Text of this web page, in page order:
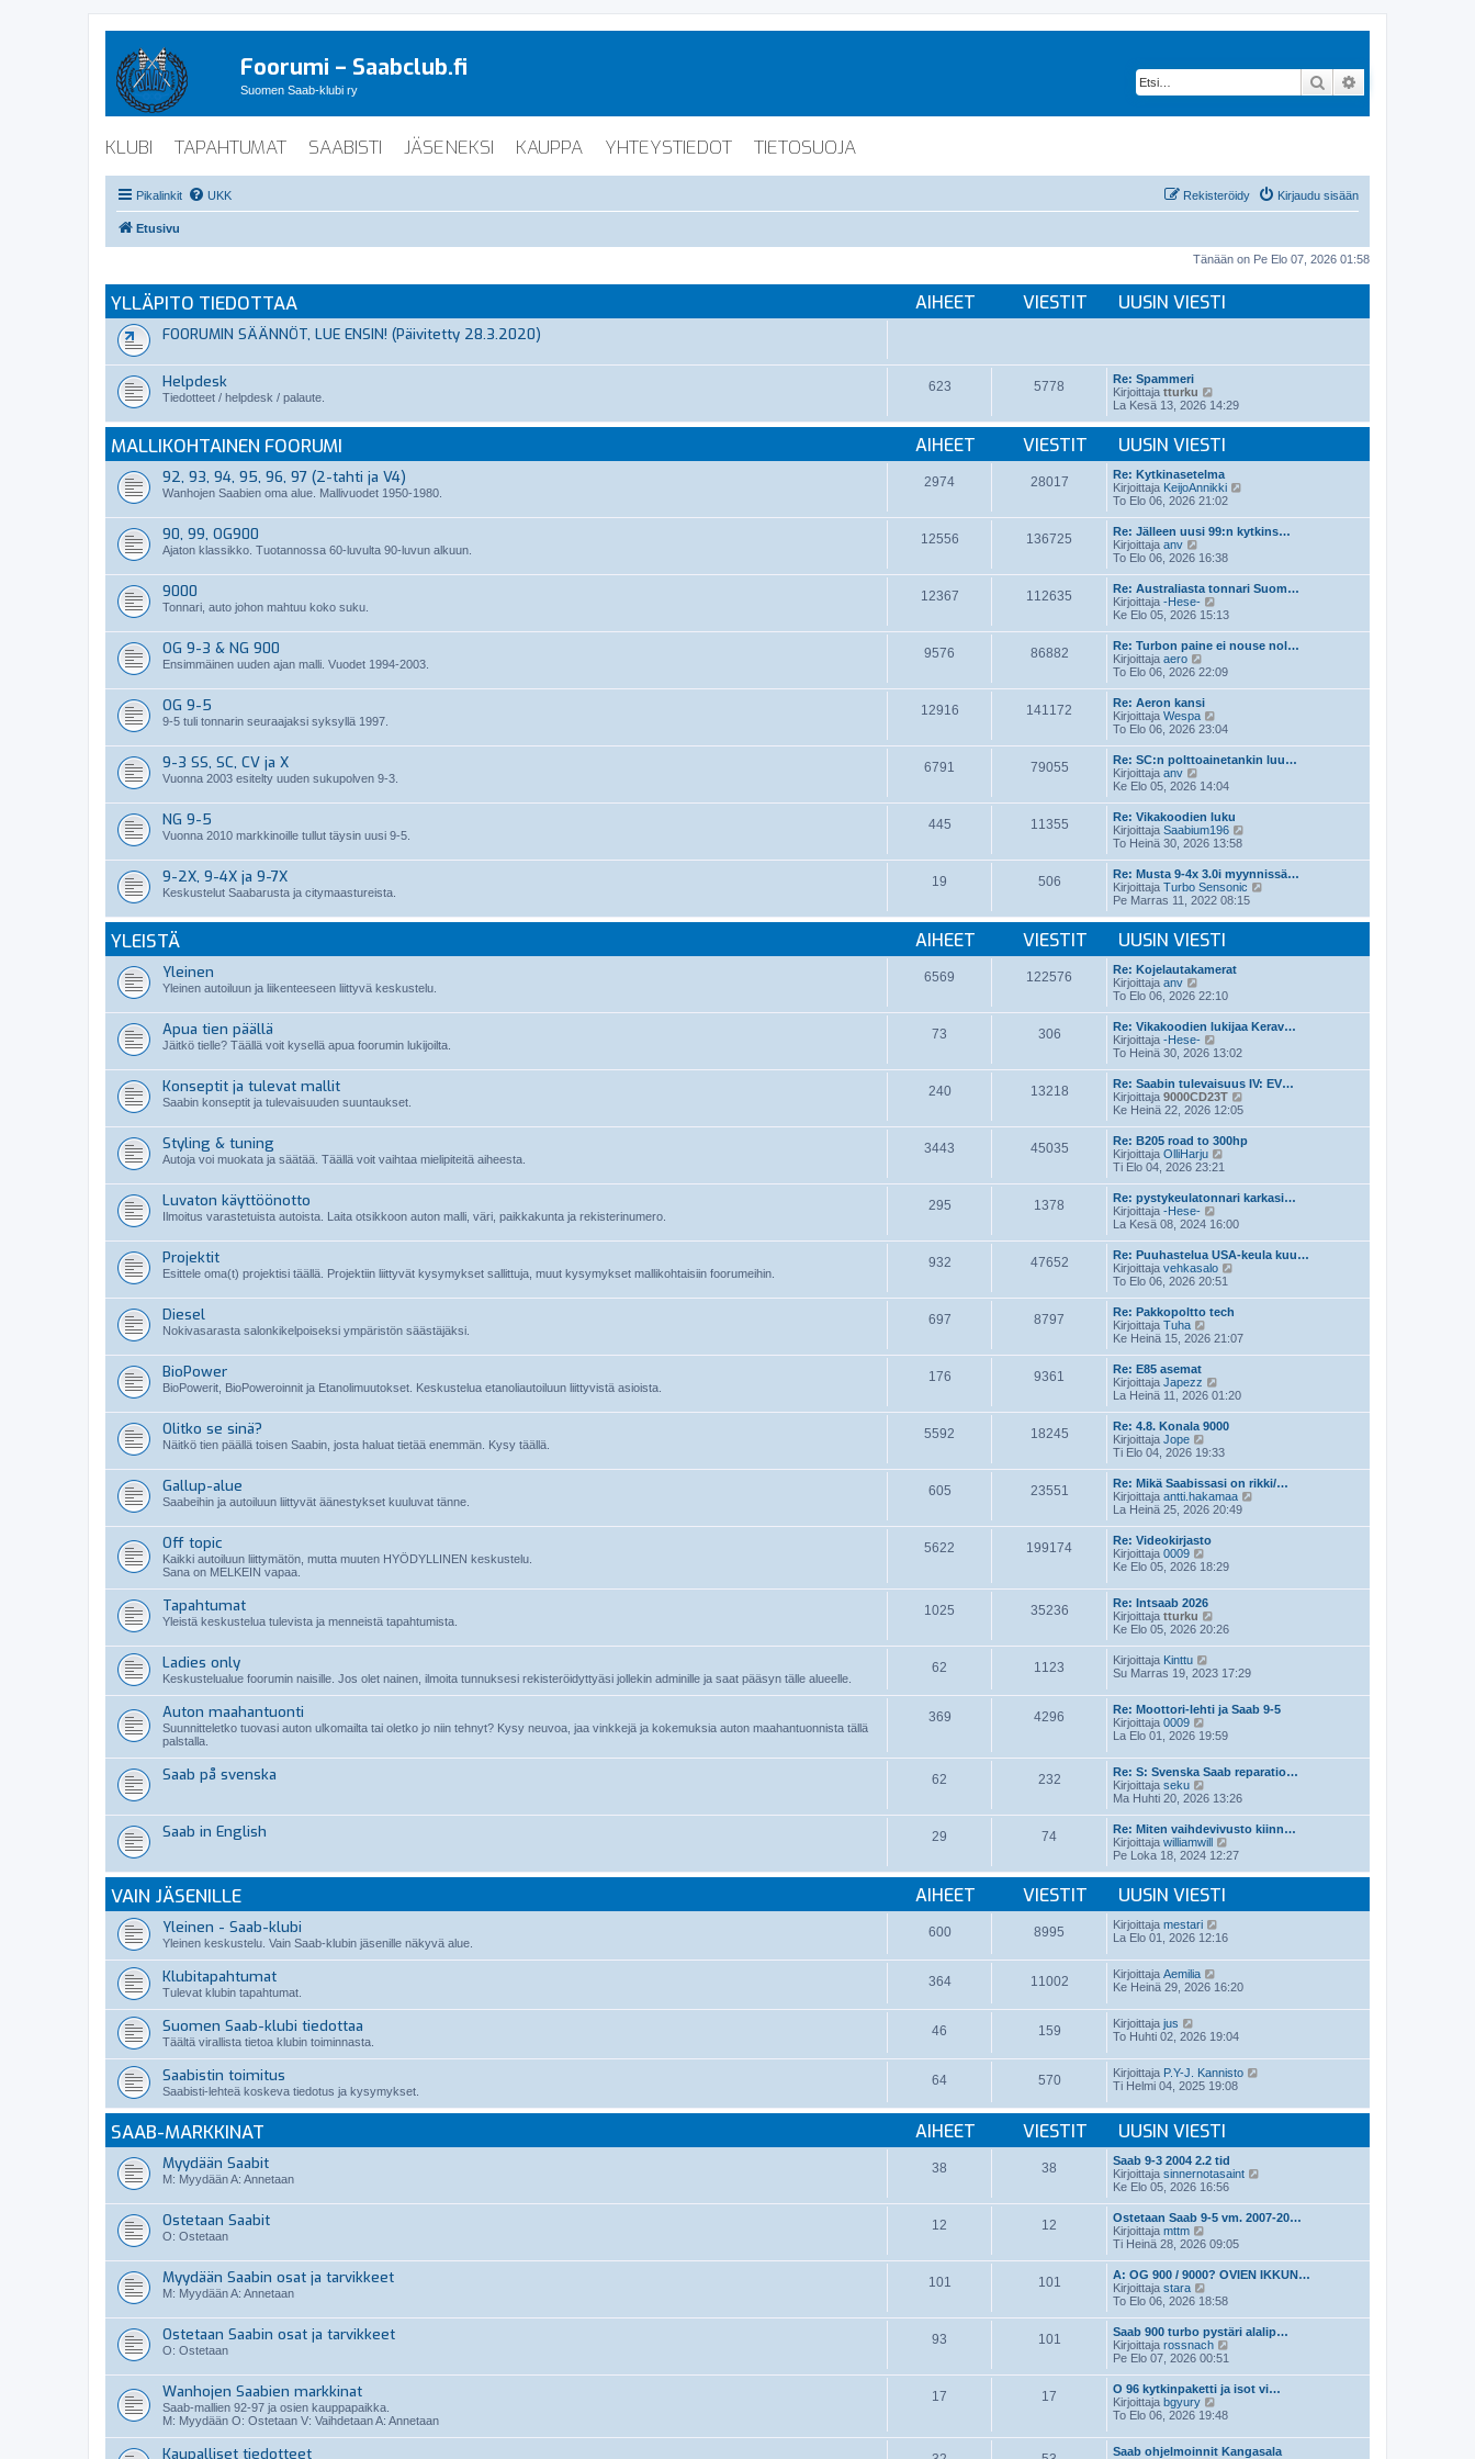
Foorumi – Saabclub.fi
Suomen Saab-klubi ry Etsi
KLUBI TAPAHTUMAT SAABISTI JÄSENEKSI KAUPPA YHTEYSTIEDOT TIETOSUOJA
Pikalinkit UKK Kirjaudu sisään
Rekisteröidy
Etusivu
Tänään on Pe Elo 07, 2026 01:58
YLLÄPITO TIEDOTTAA AIHEET VIESTIT UUSIN VIESTI
FOORUMIN SÄÄNNÖT, LUE ENSIN! (Päivitetty 28.3.2020)
Helpdesk
Tiedotteet / helpdesk / palaute.
623 5778
Re: Spammeri
Kirjoittaja tturku
ä
t
ä
u
s
i
n
v
i
s
t
i
La Kesä 13, 2026 14:29
MALLIKOHTAINEN FOORUMI AIHEET VIESTIT UUSIN VIESTI
92, 93, 94, 95, 96, 97 (2-tahti ja V4)
Wanhojen Saabien oma alue. Mallivuodet 1950-1980.
2974 28017
Re: Kytkinasetelma
Kirjoittaja KeijoAnnikki
ä
s
i
i
e
To Elo 06, 2026 21:02
90, 99, OG900
Ajaton klassikko. Tuotannossa 60-luvulta 90-luvun alkuun.
12556 136725
Re: Jälleen uusi 99:n kytkins…
Kirjoittaja anv
ä
ä
u
u
s
i
n
v
i
e
s
t
To Elo 06, 2026 16:38
9000
Tonnari, auto johon mahtuu koko suku.
12367 112635
Re: Australiasta tonnari Suom…
Kirjoittaja -Hese-
ä
ä
u
u
s
v
i
e
t
Ke Elo 05, 2026 15:13
OG 9-3 & NG 900
Ensimmäinen uuden ajan malli. Vuodet 1994-2003.
9576 86882
Re: Turbon paine ei nouse nol…
Kirjoittaja aero
ä
t
ä
u
u
s
i
v
i
e
s
t
To Elo 06, 2026 22:09
OG 9-5
9-5 tuli tonnarin seuraajaksi syksyllä 1997.
12916 141172
Re: Aeron kansi
Kirjoittaja Wespa
ä
ä
u
u
s
i
n
v
i
e
s
t
To Elo 06, 2026 23:04
9-3 SS, SC, CV ja X
Vuonna 2003 esitelty uuden sukupolven 9-3.
6791 79055
Re: SC:n polttoainetankin luu…
Kirjoittaja anv
ä
ä
u
u
s
n
v
i
s
t
i
Ke Elo 05, 2026 14:04
NG 9-5
Vuonna 2010 markkinoille tullut täysin uusi 9-5.
445 11355
Re: Vikakoodien luku
Kirjoittaja Saabium196
ä
u
u
s
v
t
i
To Heinä 30, 2026 13:58
9-2X, 9-4X ja 9-7X
Keskustelut Saabarusta ja citymaastureista.
19 506
Re: Musta 9-4x 3.0i myynnissä…
Kirjoittaja Turbo Sensonic
t
v
i
t
Pe Marras 11, 2022 08:15
YLEISTÄ AIHEET VIESTIT UUSIN VIESTI
Yleinen
Yleinen autoiluun ja liikenteeseen liittyvä keskustelu.
6569 122576
Re: Kojelautakamerat
Kirjoittaja anv
ä
ä
u
u
s
i
n
v
i
e
s
t
To Elo 06, 2026 22:10
Apua tien päällä
Jäitkö tielle? Täällä voit kysellä apua foorumin lukijoilta.
73 306
Re: Vikakoodien lukijaa Kerav…
Kirjoittaja -Hese-
ä
t
ä
u
u
s
i
n
v
i
e
t
To Heinä 30, 2026 13:02
Konseptit ja tulevat mallit
Saabin konseptit ja tulevaisuuden suuntaukset.
240 13218
Re: Saabin tulevaisuus IV: EV…
Kirjoittaja 9000CD23T
ä
s
i
i
e
Ke Heinä 22, 2026 12:05
Styling & tuning
Autoja voi muokata ja säätää. Täällä voit vaihtaa mielipiteitä aiheesta.
3443 45035
Re: B205 road to 300hp
Kirjoittaja OlliHarju
ä
u
u
s
i
n
v
i
e
t
Ti Elo 04, 2026 23:21
Luvaton käyttöönotto
Ilmoitus varastetuista autoista. Laita otsikkoon auton malli, väri, paikkakunta ja rekisterinumero.
295 1378
Re: pystykeulatonnari karkasi…
Kirjoittaja -Hese-
ä
t
ä
u
u
s
i
v
i
s
t
La Kesä 08, 2024 16:00
Projektit
Esittele oma(t) projektisi täällä. Projektiin liittyvät kysymykset sallittuja, muut kysymykset mallikohtaisiin foorumeihin.
932 47652
Re: Puuhastelua USA-keula kuu…
Kirjoittaja vehkasalo
u
u
s
v
i
To Elo 06, 2026 20:51
Diesel
Nokivasarasta salonkikelpoiseksi ympäristön säästäjäksi.
697 8797
Re: Pakkopoltto tech
Kirjoittaja Tuha
ä
ä
u
u
s
i
v
i
e
s
t
Ke Heinä 15, 2026 21:07
BioPower
BioPowerit, BioPoweroinnit ja Etanolimuutokset. Keskustelua etanoliautoiluun liittyvistä asioista.
176 9361
Re: E85 asemat
Kirjoittaja Japezz
ä
t
ä
u
u
s
i
n
v
i
t
La Heinä 11, 2026 01:20
Olitko se sinä?
Näitkö tien päällä toisen Saabin, josta haluat tietää enemmän. Kysy täällä.
5592 18245
Re: 4.8. Konala 9000
Kirjoittaja Jope
ä
ä
u
u
s
i
v
e
s
t
i
Ti Elo 04, 2026 19:33
Gallup-alue
Saabeihin ja autoiluun liittyvät äänestykset kuuluvat tänne.
605 23551
Re: Mikä Saabissasi on rikki/…
Kirjoittaja antti.hakamaa
s
i
La Heinä 25, 2026 20:49
Off topic
Kaikki autoiluun liittymätön, mutta muuten HYÖDYLLINEN keskustelu.
Sana on MELKEIN vapaa.
5622 199174
Re: Videokirjasto
Kirjoittaja 0009
ä
t
ä
u
u
s
i
n
i
e
t
Ke Elo 05, 2026 18:29
Tapahtumat
Yleistä keskustelua tulevista ja menneistä tapahtumista.
1025 35236
Re: Intsaab 2026
Kirjoittaja tturku
ä
ä
u
u
s
n
i
e
t
i
Ke Elo 05, 2026 20:26
Ladies only
Keskustelualue foorumin naisille. Jos olet nainen, ilmoita tunnuksesi rekisteröidyttyäsi jollekin adminille ja saat pääsyn tälle alueelle.
62 1123 Kirjoittaja Kinttu
ä
t
ä
u
n
i
e
s
i
Su Marras 19, 2023 17:29
Auton maahantuonti
Suunnitteletko tuovasi auton ulkomailta tai oletko jo niin tehnyt? Kysy neuvoa, jaa vinkkejä ja kokemuksia auton maahantuonnista tällä
palstalla.
369 4296
Re: Moottori-lehti ja Saab 9-5
Kirjoittaja 0009
ä
t
ä
u
s
i
n
v
e
s
t
i
La Elo 01, 2026 19:59
Saab på svenska 62 232
Re: S: Svenska Saab reparatio…
Kirjoittaja seku
ä
ä
u
u
s
i
n
v
i
e
t
i
Ma Huhti 20, 2026 13:26
Saab in English 29 74
Re: Miten vaihdevivusto kiinn…
Kirjoittaja williamwill
ä
t
n
i
s
i
Pe Loka 18, 2024 12:27
VAIN JÄSENILLE AIHEET VIESTIT UUSIN VIESTI
Yleinen - Saab-klubi
Yleinen keskustelu. Vain Saab-klubin jäsenille näkyvä alue.
600 8995 Kirjoittaja mestari
ä
t
u
n
i
e
s
t
La Elo 01, 2026 12:16
Klubitapahtumat
Tulevat klubin tapahtumat.
364 11002 Kirjoittaja Aemilia
ä
t
u
i
n
i
e
t
i
Ke Heinä 29, 2026 16:20
Suomen Saab-klubi tiedottaa
Täältä virallista tietoa klubin toiminnasta.
46 159 Kirjoittaja jus
ä
t
ä
u
s
i
n
v
i
e
s
t
i
To Huhti 02, 2026 19:04
Saabistin toimitus
Saabisti-lehteä koskeva tiedotus ja kysymykset.
64 570 Kirjoittaja P.Y-J. Kannisto
t
u
v
i
i
Ti Helmi 04, 2025 19:08
SAAB-MARKKINAT AIHEET VIESTIT UUSIN VIESTI
Myydään Saabit
M: Myydään A: Annetaan
38 38
Saab 9-3 2004 2.2 tid
Kirjoittaja sinnernotasaint
t
ä
s
i
i
e
Ke Elo 05, 2026 16:56
Ostetaan Saabit
O: Ostetaan
12 12
Ostetaan Saab 9-5 vm. 2007-20…
Kirjoittaja mttm
ä
t
ä
u
u
s
i
n
v
i
e
s
t
Ti Heinä 28, 2026 09:05
Myydään Saabin osat ja tarvikkeet
M: Myydään A: Annetaan
101 101
A: OG 900 / 9000? OVIEN IKKUN…
Kirjoittaja stara
ä
ä
u
u
s
i
n
v
e
To Elo 06, 2026 18:58
Ostetaan Saabin osat ja tarvikkeet
O: Ostetaan
93 101
Saab 900 turbo pystäri alalip…
Kirjoittaja rossnach
ä
s
i
Pe Elo 07, 2026 00:51
Wanhojen Saabien markkinat
Saab-mallien 92-97 ja osien kauppapaikka.
M: Myydään O: Ostetaan V: Vaihdetaan A: Annetaan
17 17
O 96 kytkinpaketti ja isot vi…
Kirjoittaja bgyury
ä
t
ä
To Elo 06, 2026 19:48
Kaupalliset tiedotteet
Saab ohjelmoinnit Kangasala